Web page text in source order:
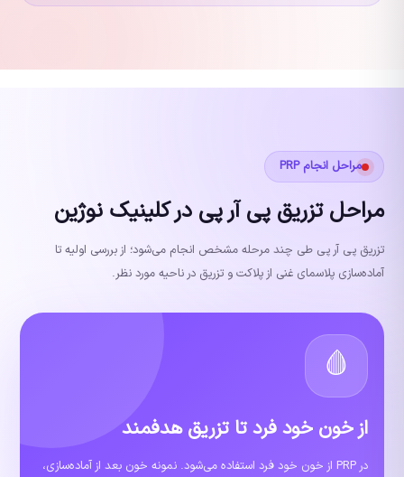
مراحل انجام PRP
مراحل تزریق پی آر پی در کلینیک نوژین
تزریق پی آر پی طی چند مرحله مشخص انجام می‌شود؛ از بررسی اولیه تا
آماده‌سازی پلاسمای غنی از پلاکت و تزریق در ناحیه مورد نظر.
🩸
از خون خود فرد تا تزریق هدفمند
در PRP از خون خود فرد استفاده می‌شود. نمونه خون بعد از آماده‌سازی،